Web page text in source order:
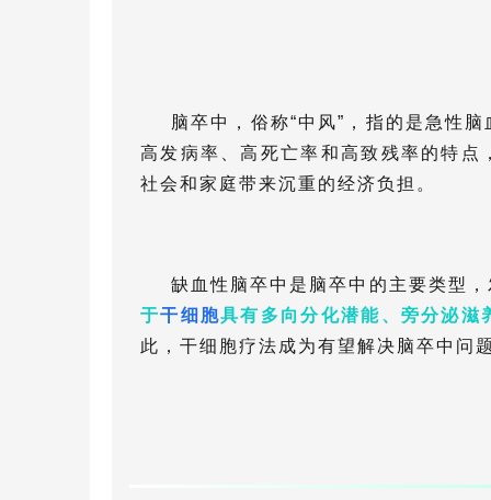
脑卒中，俗称“中风”，指的是急性
高发病率、高死亡率和高致残率的特
社会和家庭带来沉重的经济负担。
缺血性脑卒中是脑卒中的主要类型
于干细胞具有多向分化潜能、旁分泌滋
此，干细胞疗法成为有望解决脑卒中问